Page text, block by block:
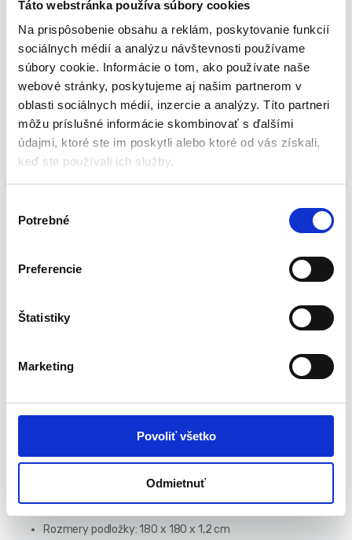
Táto webstránka používa súbory cookies
Na prispôsobenie obsahu a reklám, poskytovanie funkcií
sociálnych médií a analýzu návštevnosti používame
súbory cookie. Informácie o tom, ako používate naše
webové stránky, poskytujeme aj našim partnerom v
oblasti sociálnych médií, inzercie a analýzy. Títo partneri
môžu príslušné informácie skombinovať s ďalšími
údajmi, ktoré ste im poskytli alebo ktoré od vás získali,
keď ste používali ich služby.
Potrebné
Preferencie
Štatistiky
Marketing
Povoliť všetko
Odmietnuť
Učenie hrou
Váš drobec sa pri hre naučí abecedu. Učenie hrou je zďaleka
najefektívnejšie, pretože dieťa si rýchlejšie a ochotnejšie
zapamätá nové veci, keď ho téma úprimne zaujíma – a všetky
deti majú záujem hrať sa.
Množstvo využití
v rôznych aranžmánoch. Rohož, okrem praktického využitia, bude
aj pekným prvkom interiéru. Takouto podložkou môžete úspešne
kútik v izbe s tvrdou a studenou podlahou, je to pre vás ideálna
Môžete ich rozložiť na rovnú plochu v akomkoľvek tvare alebo
mať vaše bábätko pri hre svoj vlastný úkryt. Ďalšou výhodou
dieťa voľnosť pri skákaní bez strachu z pohybu podložky.
Technické parametre:
Rozmery podložky: 180 x 180 x 1,2 cm